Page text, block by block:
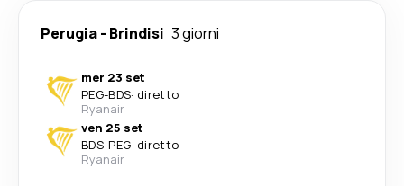
Perugia- Brindisi 3 giorni
mer 23 set
PEG-BDS· diretto
Ryanair
ven 25 set
BDS-PEG· diretto
Ryanair